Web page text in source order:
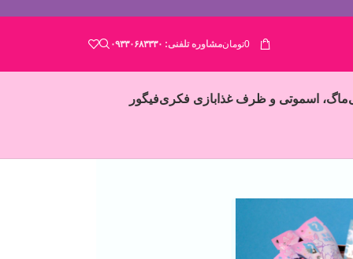
0تومانمشاوره تلفنی: ۰۹۳۳۰۶۸۳۳۳۰
ماگ، اسموتی و ظرف غذا بازی فکریفیگور